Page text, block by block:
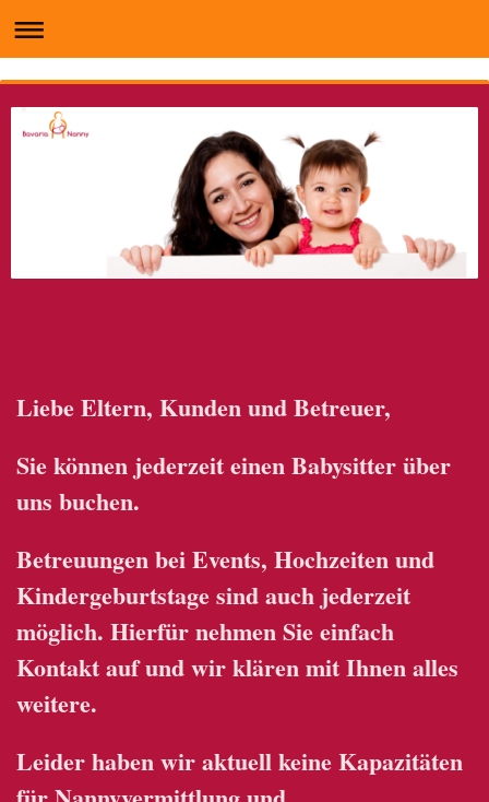
Liebe Eltern, Kunden und Betreuer,
Sie können jederzeit einen Babysitter über
uns buchen.
Betreuungen bei Events, Hochzeiten und
Kindergeburtstage sind auch jederzeit
möglich. Hierfür nehmen Sie einfach
Kontakt auf und wir klären mit Ihnen alles
weitere.
Leider haben wir aktuell keine Kapazitäten